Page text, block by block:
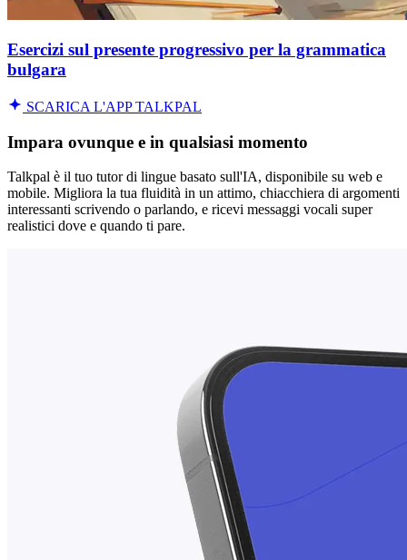
Esercizi sul presente progressivo per la grammatica
bulgara
SCARICA L'APP TALKPAL
Impara ovunque e in qualsiasi momento
Talkpal è il tuo tutor di lingue basato sull'IA, disponibile su web e
mobile. Migliora la tua fluidità in un attimo, chiacchiera di argomenti
interessanti scrivendo o parlando, e ricevi messaggi vocali super
realistici dove e quando ti pare.